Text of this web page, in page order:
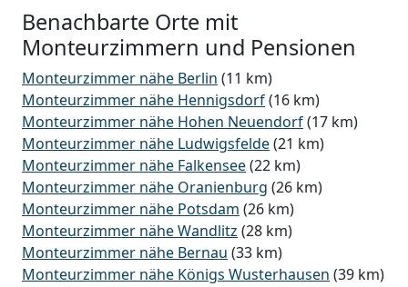
Benachbarte Orte mit
Monteurzimmern und Pensionen
Monteurzimmer nähe Berlin (11 km)
Monteurzimmer nähe Hennigsdorf(16 km)
Monteurzimmer nähe Hohen Neuendorf(17 km)
Monteurzimmer nähe Ludwigsfelde(21 km)
Monteurzimmer nähe Falkensee(22 km)
Monteurzimmer nähe Oranienburg (26 km)
Monteurzimmer nähe Potsdam (26 km)
Monteurzimmer nähe Wandlitz (28 km)
Monteurzimmer nähe Bernau (33 km)
Monteurzimmer nähe Königs Wusterhausen (39 km)